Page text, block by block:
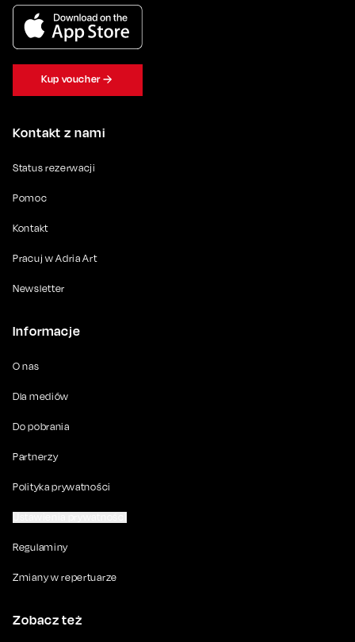
Kontakt z nami
Status rezerwacji
Pomoc
Kontakt
Pracuj w Adria Art
Newsletter
Informacje
O nas
Dla mediów
Do pobrania
Partnerzy
Polityka prywatności
Regulaminy
Zmiany w repertuarze
Zobacz też
Kup voucher